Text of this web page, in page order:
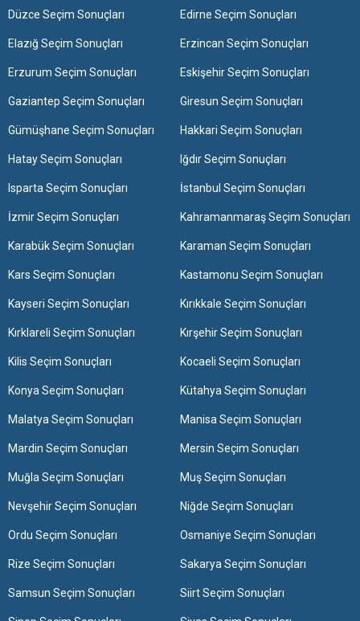
Düzce Seçim Sonuçları Edirne Seçim Sonuçları
Elazığ Seçim Sonuçları Erzincan Seçim Sonuçları
Erzurum Seçim Sonuçları Eskişehir Seçim Sonuçları
Gaziantep Seçim Sonuçları Giresun Seçim Sonuçları
Gümüşhane Seçim Sonuçları Hakkari Seçim Sonuçları
Hatay Seçim Sonuçları Iğdır Seçim Sonuçları
Isparta Seçim Sonuçları İstanbul Seçim Sonuçları
İzmir Seçim Sonuçları Kahramanmaraş Seçim Sonuçları
Karabük Seçim Sonuçları Karaman Seçim Sonuçları
Kars Seçim Sonuçları Kastamonu Seçim Sonuçları
Kayseri Seçim Sonuçları Kırıkkale Seçim Sonuçları
Kırklareli Seçim Sonuçları Kırşehir Seçim Sonuçları
Kilis Seçim Sonuçları Kocaeli Seçim Sonuçları
Konya Seçim Sonuçları Kütahya Seçim Sonuçları
Malatya Seçim Sonuçları Manisa Seçim Sonuçları
Mardin Seçim Sonuçları Mersin Seçim Sonuçları
Muğla Seçim Sonuçları Muş Seçim Sonuçları
Nevşehir Seçim Sonuçları Niğde Seçim Sonuçları
Ordu Seçim Sonuçları Osmaniye Seçim Sonuçları
Rize Seçim Sonuçları Sakarya Seçim Sonuçları
Samsun Seçim Sonuçları Siirt Seçim Sonuçları